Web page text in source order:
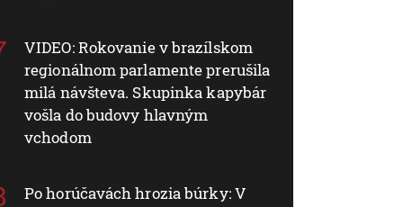
VIDEO: Rokovanie v brazílskom
regionálnom parlamente prerušila
milá návšteva. Skupinka kapybár
vošla do budovy hlavným
vchodom
Po horúčavách hrozia búrky: V